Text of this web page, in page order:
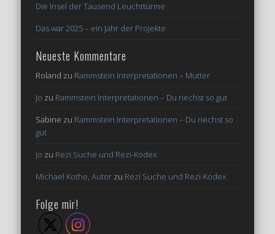
Die Insel der Tausend Leuchttürme
Das war 2025 – ein Jahr der Projekte
Neueste Kommentare
Roland zu Rammstein Interpretationen – Mutter
Jo zu Rammstein Interpretationen – Du riechst so gut
Sabine zu Rammstein Interpretationen – Du riechst so
gut
Jo zu Rezi Suche und Rezi-Kodex
Michael Kothe, Autor zu Rezi Suche und Rezi-Kodex
Folge mir!